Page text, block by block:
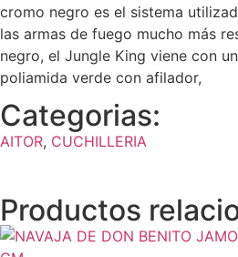
cromo negro es el sistema
las armas de fuego mucho más
negro, el Jungle King viene con
poliamida verde con afilador,
Categorias:
AITOR, CUCHILLERIA
Productos